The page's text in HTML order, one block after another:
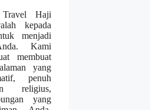
Haji
kepada
menjadi
Kami
membuat
yang
penuh
religius,
yang